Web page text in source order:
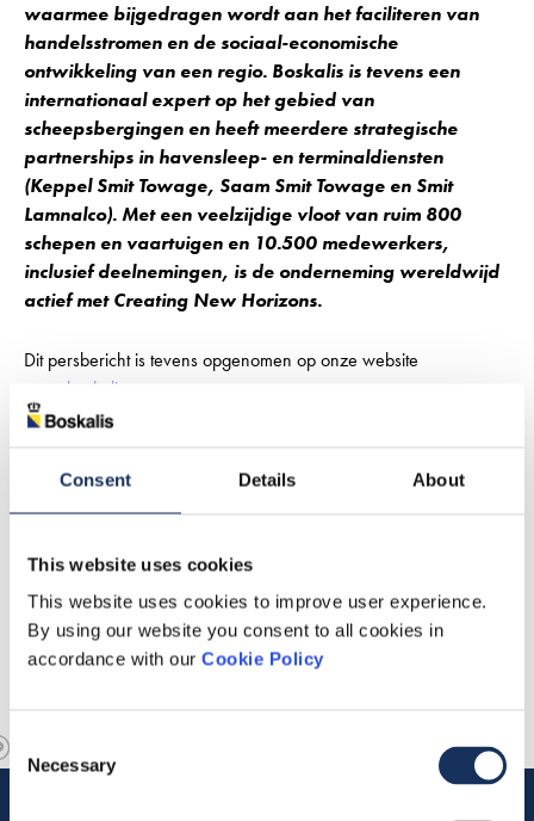
Consent Details About
This website uses cookies
This website uses cookies to improve user experience.
By using our website you consent to all cookies in
accordance with our Cookie Policy
Consent
Selection
Necessary
waarmee bijgedragen wordt aan het faciliteren van
handelsstromen en de sociaal-economische
ontwikkeling van een regio. Boskalis is tevens een
internationaal expert op het gebied van
scheepsbergingen en heeft meerdere strategische
partnerships in havensleep- en terminaldiensten
(Keppel Smit Towage, Saam Smit Towage en Smit
Lamnalco). Met een veelzijdige vloot van ruim 800
schepen en vaartuigen en 10.500 medewerkers,
inclusief deelnemingen, is de onderneming wereldwijd
actief met Creating New Horizons.
Dit persbericht is tevens opgenomen op onze website
www.boskalis.com